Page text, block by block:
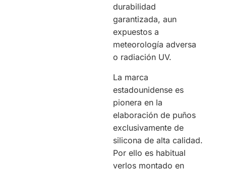
durabilidad
garantizada, aun
expuestos a
meteorología adversa
o radiación UV.
La marca
estadounidense es
pionera en la
elaboración de puños
exclusivamente de
silicona de alta calidad.
Por ello es habitual
verlos montado en